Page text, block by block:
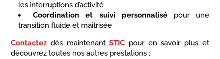
les interruptions d’activité
Coordination et suivi personnalisépour une
transition fluide et maîtrisée
Contactez dès maintenantSTIC pour en savoir plus et
découvrez toutes nos autres prestations :